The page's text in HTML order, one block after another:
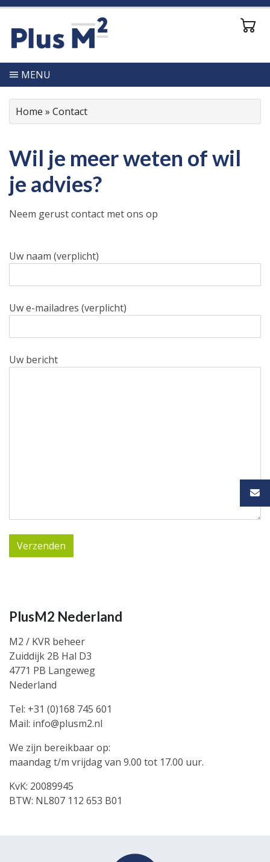
MENU
Home » Contact
Wil je meer weten of wil
je advies?
Neem gerust contact met ons op
Uw naam (verplicht)
Uw e-mailadres (verplicht)
Uw bericht
PlusM2 Nederland
M2 / KVR beheer
Zuiddijk 2B Hal D3
4771 PB Langeweg
Nederland
Tel: +31 (0)168 745 601
Mail: info@plusm2.nl
We zijn bereikbaar op:
maandag t/m vrijdag van 9.00 tot 17.00 uur.
KvK: 20089945
BTW: NL807 112 653 B01